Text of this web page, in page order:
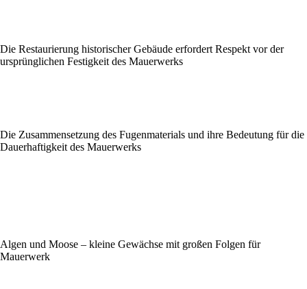
Die Restaurierung historischer Gebäude erfordert Respekt vor der
ursprünglichen Festigkeit des Mauerwerks
Die Zusammensetzung des Fugenmaterials und ihre Bedeutung für die
Dauerhaftigkeit des Mauerwerks
Algen und Moose – kleine Gewächse mit großen Folgen für
Mauerwerk